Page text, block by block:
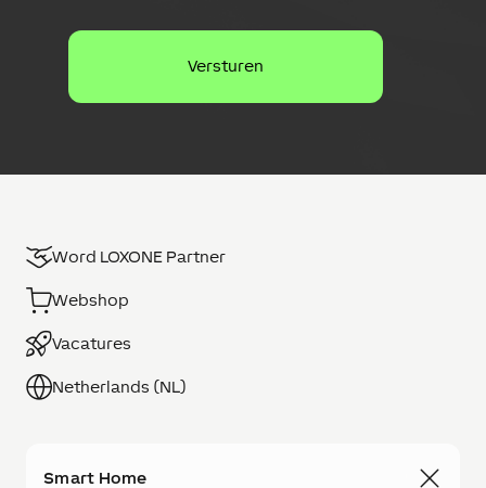
s
e
m
Word LOXONE Partner
Webshop
Vacatures
Netherlands (NL)
Smart Home